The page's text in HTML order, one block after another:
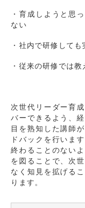
・育成しようと思
ない
・社内で研修して
・従来の研修では
次世代リーダー育
バーできるよう、
目を熟知した講師
ドバックを行いま
終わることのない
を図ることで、次
なく知見を拡げる
ります。